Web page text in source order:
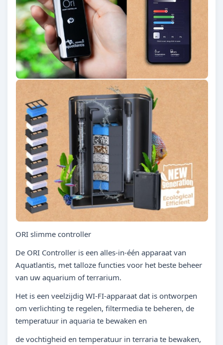
ORI slimme controller
De ORI Controller is een alles-in-één apparaat van
Aquatlantis, met talloze functies voor het beste beheer
van uw aquarium of terrarium.
Het is een veelzijdig WI-FI-apparaat dat is ontworpen
om verlichting te regelen, filtermedia te beheren, de
temperatuur in aquaria te bewaken en
de vochtigheid en temperatuur in terraria te bewaken,